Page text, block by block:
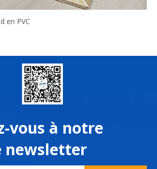
en PVC
vous à notre
newsletter